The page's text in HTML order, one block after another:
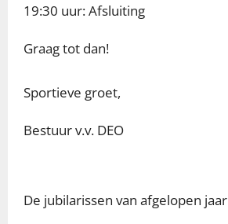
19:30 uur: Afsluiting
Graag tot dan!
Sportieve groet,
Bestuur v.v. DEO
De jubilarissen van afgelopen jaar